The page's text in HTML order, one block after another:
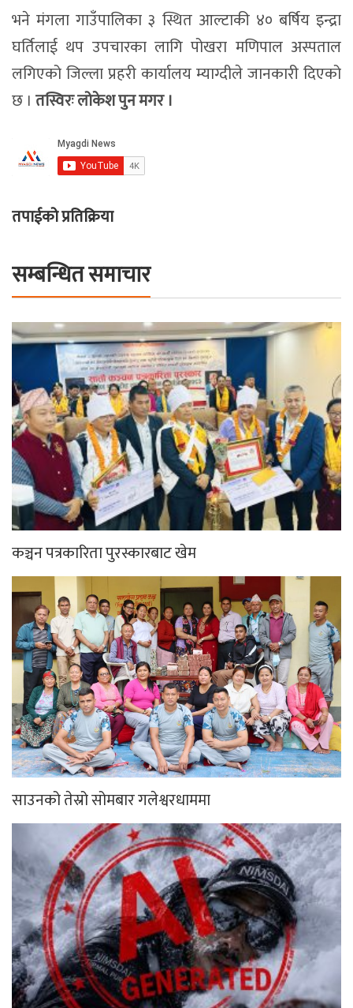
भने मंगला गाउँपालिका ३ स्थित आल्टाकी ४० बर्षिय इन्द्रा
घर्तिलाई थप उपचारका लागि पोखरा मणिपाल अस्पताल
लगिएको जिल्ला प्रहरी कार्यालय म्याग्दीले जानकारी दिएको
छ । तस्विरः लोकेश पुन मगर ।
तपाईको प्रतिक्रिया
सम्बन्धित समाचार
कञ्चन पत्रकारिता पुरस्कारबाट खेम
साउनको तेस्रो सोमबार गलेश्वरधाममा